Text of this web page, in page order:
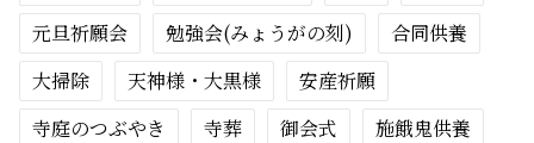
元旦祈願会
勉強会(みょうがの刻)
合同供養
大掃除
天神様・大黒様
安産祈願
寺庭のつぶやき
寺葬 御会式
施餓鬼供養